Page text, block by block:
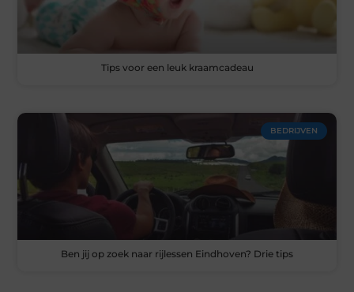
Tips voor een leuk kraamcadeau
BEDRIJVEN
Ben jij op zoek naar rijlessen Eindhoven? Drie tips